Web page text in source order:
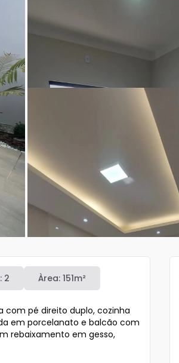
2 Àrea: 151m²
com pé direito duplo, cozinha
em porcelanato e balcão com
rebaixamento em gesso,